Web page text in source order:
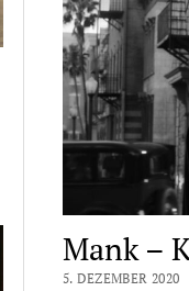
Mank –
5. DEZEMBER 2020